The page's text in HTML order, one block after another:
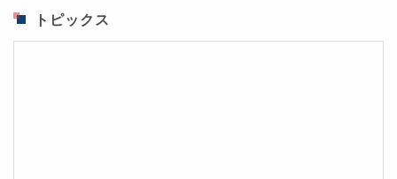
トピックス